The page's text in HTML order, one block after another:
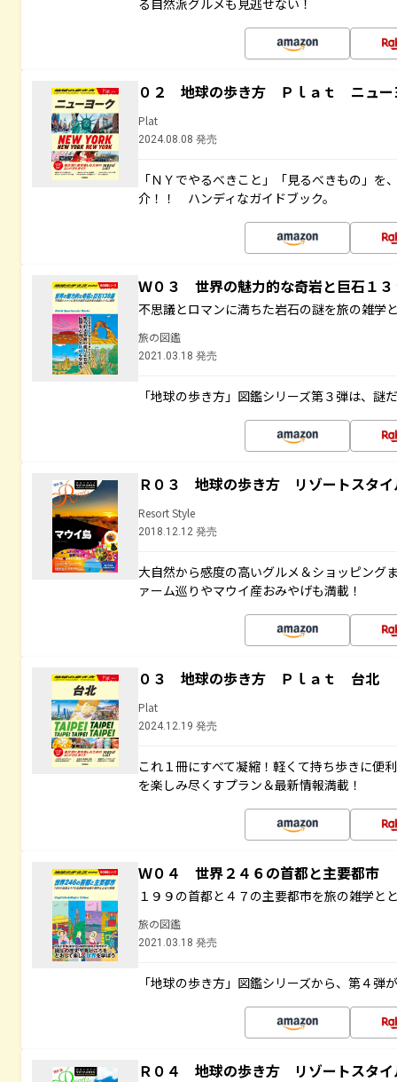
る自然派グルメも見逃せない！
０２ 地球の歩き方 Ｐｌａｔ ニュー
Plat
2024.08.08 発売
「ＮＹでやるべきこと」「見るべきもの」
介！！ ハンディなガイドブック。
Ｗ０３ 世界の魅力的な奇岩と巨石１
不思議とロマンに満ちた岩石の謎を旅の雑学
旅の図鑑
2021.03.18 発売
「地球の歩き方」図鑑シリーズ第３弾は、謎
Ｒ０３ 地球の歩き方 リゾートスタ
Resort Style
2018.12.12 発売
大自然から感度の高いグルメ＆ショッピング
ァーム巡りやマウイ産おみやげも満載！
０３ 地球の歩き方 Ｐｌａｔ 台北
Plat
2024.12.19 発売
これ１冊にすべて凝縮！軽くて持ち歩きに便
を楽しみ尽くすプラン＆最新情報満載！
Ｗ０４ 世界２４６の首都と主要都市
１９９の首都と４７の主要都市を旅の雑学と
旅の図鑑
2021.03.18 発売
「地球の歩き方」図鑑シリーズから、第４弾
Ｒ０４ 地球の歩き方 リゾートスタ